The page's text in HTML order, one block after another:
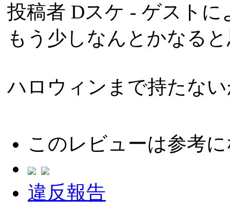
投稿者 Dスケ - ゲストに
もう少しなんとかなる
ハロウィンまで持たな
このレビューは参考
違反報告